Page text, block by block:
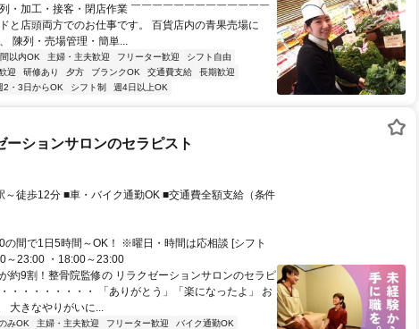
・加工・接客・閉店作業 ￣￣￣￣￣￣￣￣￣￣￣￣￣
と店頭両方でのお仕事です。 百貨店内の青果売場に
陳列・売場管理・簡単...
以内OK 主婦・主夫歓迎 フリーター歓迎
シフト自由
迎 研修あり 夕方 ブランクOK 交通費支給
長期歓迎
2・3日からOK シフト制 週4日以上OK
ーションサロンのセラピスト
～徒歩12分 ■車・バイク通勤OK ■交通費全額支給（条件
の間で1日5時間～OK！ ※曜日・時間は応相談 [シフト
～23:00 ・18:00～23:00
約9割！整骨院監修の リラクゼーションサロンのセラピ
・・・・・・・・ 「ありがとう」「楽になったよ」 お
大きなやりがいに...
みOK 主婦・主夫歓迎 フリーター歓迎
バイク通勤OK